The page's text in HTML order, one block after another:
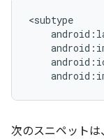
次のスニペットは